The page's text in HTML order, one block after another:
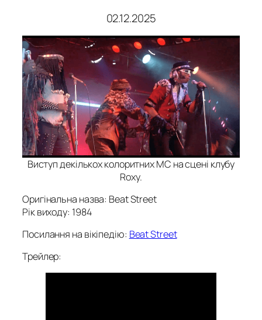
02.12.2025
Виступ декількох колоритних МС на сцені клубу
Roxy.
Оригінальна назва: Beat Street
Рік виходу: 1984
Посилання на вікіпедію: Beat Street
Трейлер: